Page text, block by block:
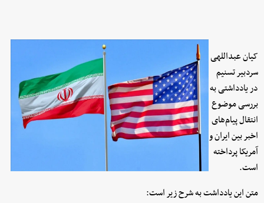
کیان عبداللهی
سردبیر تسنیم
در یادداشتی به
بررسی موضوع
انتقال پیام‌های
اخبر بین ایران و
آمریکا پرداخته
است.
متن این یادداشت به شرح زیر است: